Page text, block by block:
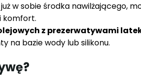
w sobie środka nawilżającego,
komfort.
z prezerwatywami
na bazie wody lub silikonu.